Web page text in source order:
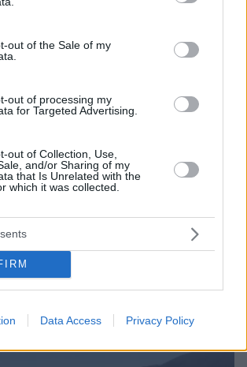
to Google and its third-party tags to
below specified purposes in below Google
out of the Sale of my
out of processing my
for Targeted Advertising.
out of Collection, Use,
and/or Sharing of my
that Is Unrelated with the
which it was collected.
Data Access Privacy Policy
ταξίδι γεμάτο αυθεντικές εμπειρίες
τις φωτιές σε Σκύρο και Λακωνία:
63χρονης, 71χρονος άναψε